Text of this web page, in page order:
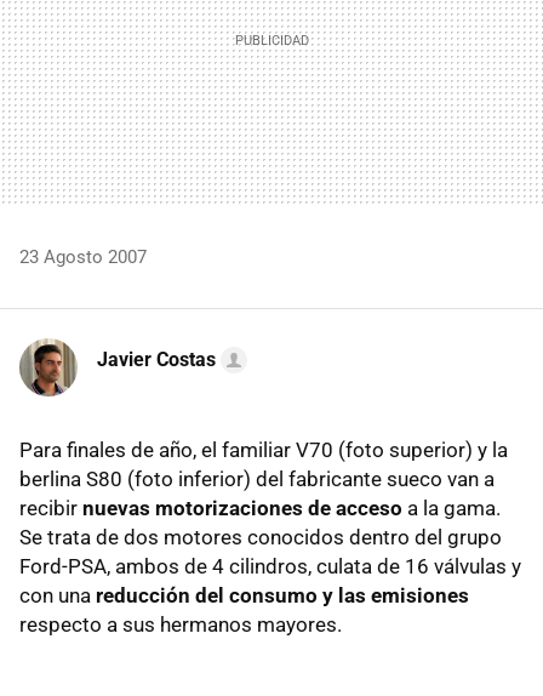
23 Agosto 2007
Javier Costas
Para finales de año, el familiar V70 (foto superior) y la
berlina S80 (foto inferior) del fabricante sueco van a
recibir nuevas motorizaciones de acceso a la gama.
Se trata de dos motores conocidos dentro del grupo
Ford-PSA, ambos de 4 cilindros, culata de 16 válvulas y
con una reducción del consumo y las emisiones
respecto a sus hermanos mayores.